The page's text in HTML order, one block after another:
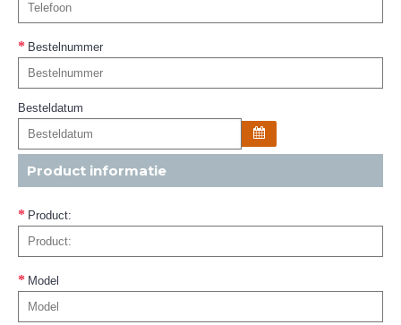
Bestelnummer
Besteldatum
Product informatie
Product:
Model